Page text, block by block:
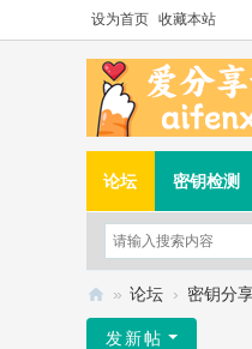
设为首页 收藏本站
论坛 密钥检测
» 论坛 › 密钥分
发新帖